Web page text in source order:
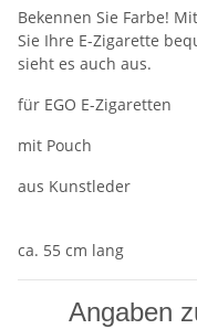
Bekennen Sie Farbe!
Sie Ihre E-Zigarette
sieht es auch aus.
für EGO E-Zigaretten
mit Pouch
aus Kunstleder
ca. 55 cm lang
Angaben